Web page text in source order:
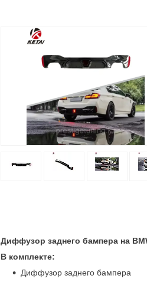
Диффузор заднего бампера на
В комплекте:
Диффузор заднего бампера